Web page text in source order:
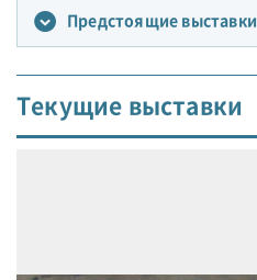
Предстоящие выставки
Текущие выставки